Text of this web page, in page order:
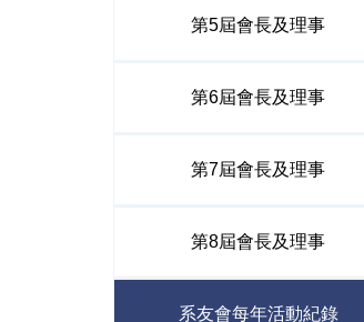
第5屆會長及理事
第6屆會長及理事
第7屆會長及理事
第8屆會長及理事
系友會每年活動紀錄